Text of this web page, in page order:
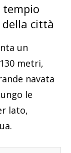
tempio
città
un
metri,
navata
le
lato,